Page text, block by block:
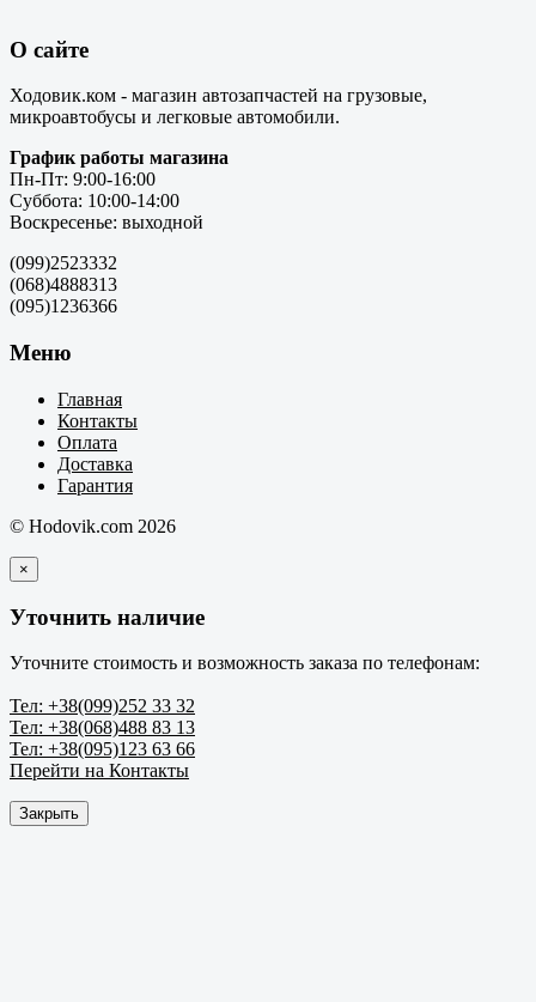
О сайте
Ходовик.ком - магазин автозапчастей на грузовые,
микроавтобусы и легковые автомобили.
График работы магазина
Пн-Пт: 9:00-16:00
Суббота: 10:00-14:00
Воскресенье: выходной
(099)2523332
(068)4888313
(095)1236366
Меню
Главная
Контакты
Оплата
Доставка
Гарантия
© Hodovik.com 2026
×
Уточнить наличие
Уточните стоимость и возможность заказа по телефонам:
Тел: +38(099)252 33 32
Тел: +38(068)488 83 13
Тел: +38(095)123 63 66
Перейти на Контакты
Закрыть